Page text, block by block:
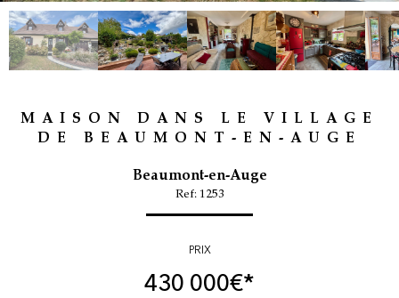
MAISON DANS LE VILLAGE
DE BEAUMONT-EN-AUGE
Beaumont-en-Auge
Ref: 1253
PRIX
430 000€*